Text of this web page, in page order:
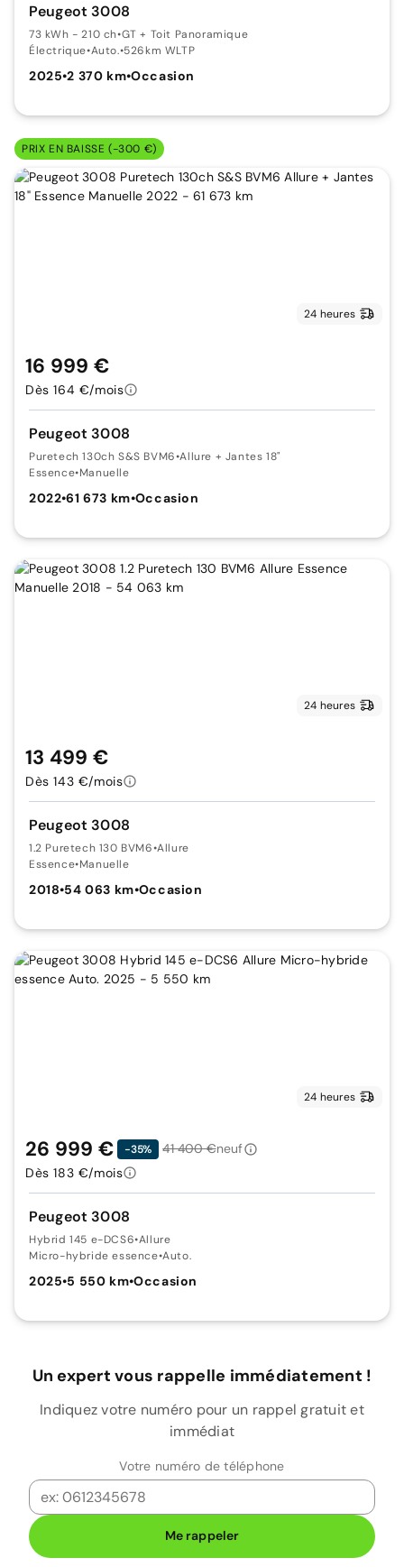
Peugeot 3008
73 kWh - 210 ch•GT + Toit Panoramique
Électrique•Auto.•526km WLTP
2025•2 370 km•Occasion
PRIX EN BAISSE (-300 €)
24 heures
Peugeot 3008
Puretech 130ch S&S BVM6•Allure + Jantes 18"
Essence•Manuelle
2022•61 673 km•Occasion
16 999 €
Dès 164 €/mois
24 heures
Peugeot 3008
1.2 Puretech 130 BVM6•Allure
Essence•Manuelle
2018•54 063 km•Occasion
13 499 €
Dès 143 €/mois
24 heures
Peugeot 3008
Hybrid 145 e-DCS6•Allure
Micro-hybride essence•Auto.
2025•5 550 km•Occasion
26 999 € -35% 41 400 €neuf
Dès 183 €/mois
Un expert vous rappelle immédiatement !
Indiquez votre numéro pour un rappel gratuit et
immédiat
Votre numéro de téléphone
Me rappeler